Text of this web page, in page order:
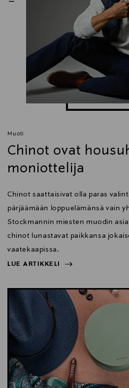
Muoti
Chinot ovat
moniottelija
Chinot saattaisivat olla paras
pärjäämään loppuelämänsä vain
Stockmannin miesten muodin
chinot lunastavat paikkansa
vaatekaapissa.
LUE ARTIKKELI
LUE ARTIKKELI